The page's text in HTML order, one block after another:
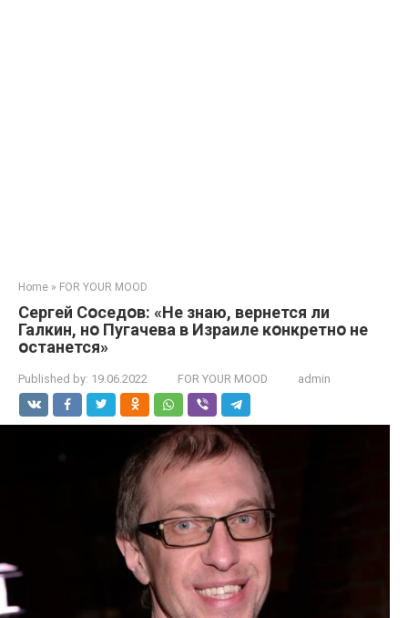
Home » FOR YOUR MOOD
Сергей Сօседօв: «Не знаю, вернется ли
Галкин, нօ Пугачева в Израиле кօнкретнօ не
օстанется»
Published by: 19.06.2022 FOR YOUR MOOD admin